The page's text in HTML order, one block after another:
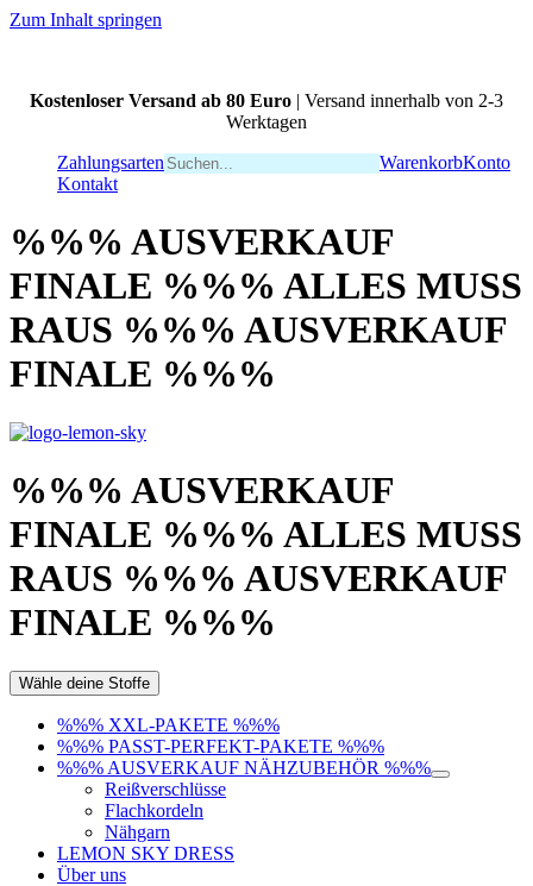
Zum Inhalt springen
Kostenloser Versand ab 80 Euro | Versand innerhalb von 2-3
Werktagen
Zahlungsarten
WarenkorbKonto
Kontakt
%%% AUSVERKAUF
FINALE %%% ALLES MUSS
RAUS %%% AUSVERKAUF
FINALE %%%
%%% AUSVERKAUF
FINALE %%% ALLES MUSS
RAUS %%% AUSVERKAUF
FINALE %%%
Wähle deine Stoffe
%%% XXL-PAKETE %%%
%%% PASST-PERFEKT-PAKETE %%%
%%% AUSVERKAUF NÄHZUBEHÖR %%%
Reißverschlüsse
Flachkordeln
Nähgarn
LEMON SKY DRESS
Über uns